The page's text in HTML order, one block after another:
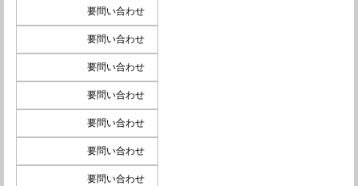
要問い合わせ
要問い合わせ
要問い合わせ
要問い合わせ
要問い合わせ
要問い合わせ
要問い合わせ